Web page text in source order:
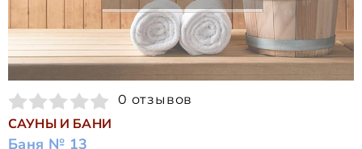
0 отзывов
САУНЫ И БАНИ
Баня № 13